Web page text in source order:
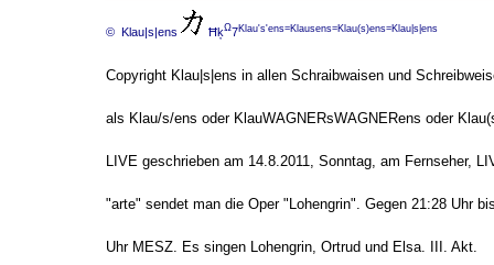
© Klau|s|ens ĦķΩ7Klau's'ens=Klausens=Klau(s)ens=Klau|s|ens
Copyright Klau|s|ens in allen Schraibwaisen und
als Klau/s/ens oder KlauWAGNERsWAGNERens oder
LIVE geschrieben am 14.8.2011, Sonntag, am Fernseher,
"arte" sendet man die Oper "Lohengrin". Gegen 21:28 Uhr
Uhr MESZ. Es singen Lohengrin, Ortrud und Elsa. III. Akt.